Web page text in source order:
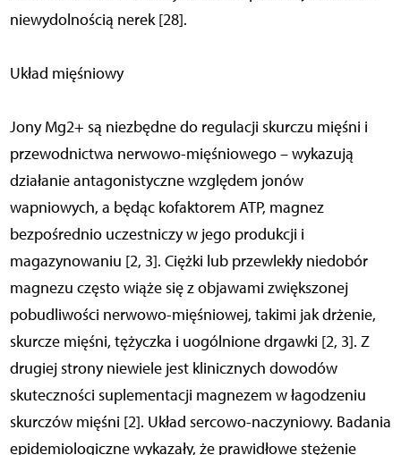
niewydolnością nerek [28].
Układ mięśniowy
Jony Mg2+ są niezbędne do regulacji skurczu mięśni i
przewodnictwa nerwowo-mięśniowego – wykazują
działanie antagonistyczne względem jonów
wapniowych, a będąc kofaktorem ATP, magnez
bezpośrednio uczestniczy w jego produkcji i
magazynowaniu [2, 3]. Ciężki lub przewlekły niedobór
magnezu często wiąże się z objawami zwiększonej
pobudliwości nerwowo-mięśniowej, takimi jak drżenie,
skurcze mięśni, tężyczka i uogólnione drgawki [2, 3]. Z
drugiej strony niewiele jest klinicznych dowodów
skuteczności suplementacji magnezem w łagodzeniu
skurczów mięśni [2]. Układ sercowo-naczyniowy. Badania
epidemiologiczne wykazały, że prawidłowe stężenie